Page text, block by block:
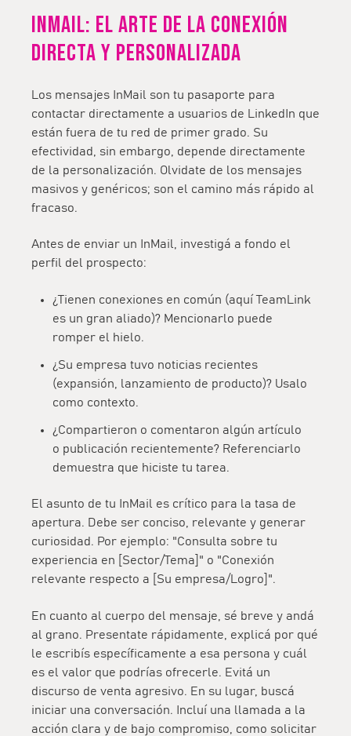
InMail: El arte de la conexión
directa y personalizada
Los mensajes InMail son tu pasaporte para
contactar directamente a usuarios de LinkedIn que
están fuera de tu red de primer grado. Su
efectividad, sin embargo, depende directamente
de la personalización. Olvidate de los mensajes
masivos y genéricos; son el camino más rápido al
fracaso.
Antes de enviar un InMail, investigá a fondo el
perfil del prospecto:
¿Tienen conexiones en común (aquí TeamLink
es un gran aliado)? Mencionarlo puede
romper el hielo.
¿Su empresa tuvo noticias recientes
(expansión, lanzamiento de producto)? Usalo
como contexto.
¿Compartieron o comentaron algún artículo
o publicación recientemente? Referenciarlo
demuestra que hiciste tu tarea.
El asunto de tu InMail es crítico para la tasa de
apertura. Debe ser conciso, relevante y generar
curiosidad. Por ejemplo: "Consulta sobre tu
experiencia en [Sector/Tema]" o "Conexión
relevante respecto a [Su empresa/Logro]".
En cuanto al cuerpo del mensaje, sé breve y andá
al grano. Presentate rápidamente, explicá por qué
le escribís específicamente a esa persona y cuál
es el valor que podrías ofrecerle. Evitá un
discurso de venta agresivo. En su lugar, buscá
iniciar una conversación. Incluí una llamada a la
acción clara y de bajo compromiso , como solicitar